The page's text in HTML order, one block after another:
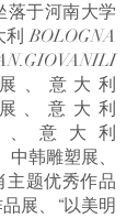
落于河南大学
BOLOGNA
、意大利
展、意大利
、意大利
韩雕塑展、
主题优秀作品
展、“以美明